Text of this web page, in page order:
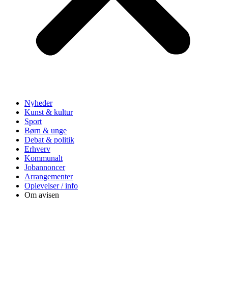
Nyheder
Kunst & kultur
Sport
Børn & unge
Debat & politik
Erhverv
Kommunalt
Jobannoncer
Arrangementer
Oplevelser / info
Om avisen